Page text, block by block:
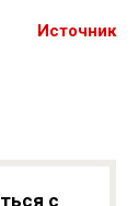
Источник
с